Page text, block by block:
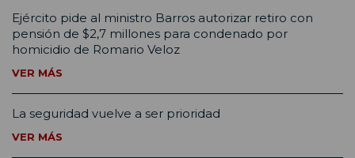
Ejército pide al ministro Barros autorizar retiro con
pensión de $2,7 millones para condenado por
homicidio de Romario Veloz
VER MÁS
La seguridad vuelve a ser prioridad
VER MÁS